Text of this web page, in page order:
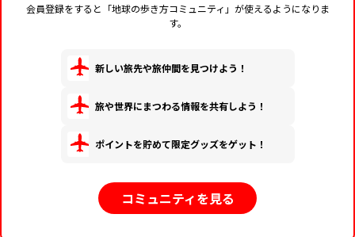
会員登録をすると「地球の歩き方コミュニティ」が使えるようになりま
す。
新しい旅先や旅仲間を見つけよう！
旅や世界にまつわる情報を共有しよう！
ポイントを貯めて限定グッズをゲット！
コミュニティを見る